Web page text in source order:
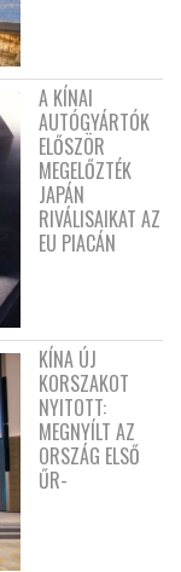
A KÍNAI
AUTÓGYÁRTÓK
ELŐSZÖR
MEGELŐZTÉK
JAPÁN
RIVÁLISAIKAT AZ
EU PIACÁN
KÍNA ÚJ
KORSZAKOT
NYITOTT:
MEGNYÍLT AZ
ORSZÁG ELSŐ
ŰR-